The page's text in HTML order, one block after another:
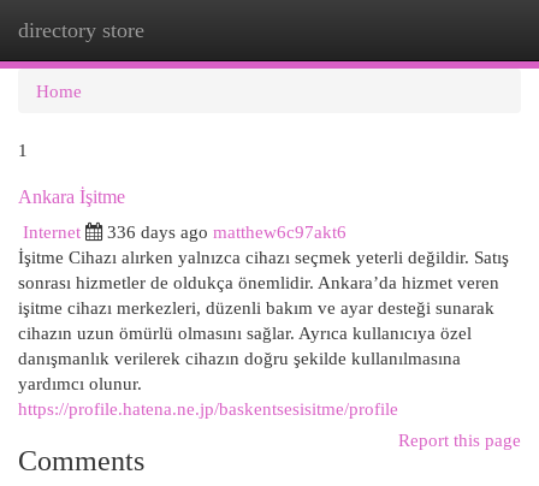
directory store
Home
1
Ankara İşitme
Internet
336 days ago matthew6c97akt6
İşitme Cihazı alırken yalnızca cihazı seçmek yeterli değildir. Satış
sonrası hizmetler de oldukça önemlidir. Ankara’da hizmet veren
işitme cihazı merkezleri, düzenli bakım ve ayar desteği sunarak
cihazın uzun ömürlü olmasını sağlar. Ayrıca kullanıcıya özel
danışmanlık verilerek cihazın doğru şekilde kullanılmasına
yardımcı olunur.
https://profile.hatena.ne.jp/baskentsesisitme/profile
Report this page
Comments